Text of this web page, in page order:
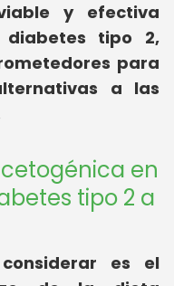
y efectiva
tipo 2,
para
a las
en
tipo 2 a
es el